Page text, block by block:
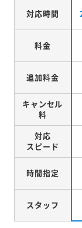
対応時間
料金
追加料金
キャンセル
料
対応
スピード
時間指定
スタッフ